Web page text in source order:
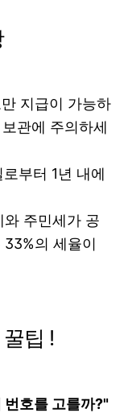
지급이 가능하
관에 주의하세
부터 1년 내에
주민세가 공
의 세율이
팁 !
번호를 고를까?"